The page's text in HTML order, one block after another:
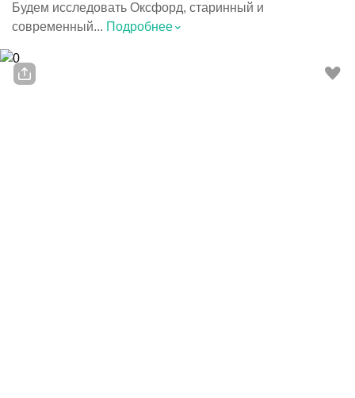
Будем исследовать Оксфорд, старинный и
современный... Подробнее⌃